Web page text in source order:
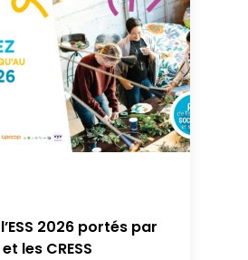
2026 portés par
les CRESS